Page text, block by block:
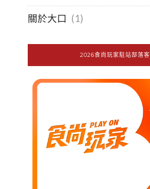
關於大口 (1)
2026食尚玩家駐站部落客